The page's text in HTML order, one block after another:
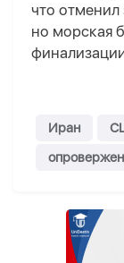
что
но морская
Иран